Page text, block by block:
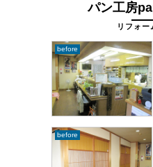
パン工房
リフォー
before
before